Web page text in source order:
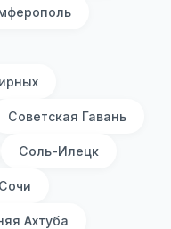
Советская Гавань
Соль-Илецк
Сочи
Ахтуба